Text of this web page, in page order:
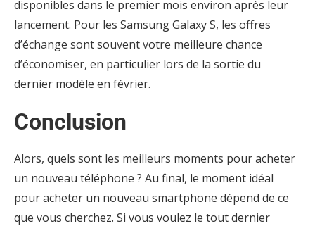
disponibles dans le premier mois environ après leur
lancement. Pour les Samsung Galaxy S, les offres
d’échange sont souvent votre meilleure chance
d’économiser, en particulier lors de la sortie du
dernier modèle en février.
Conclusion
Alors, quels sont les meilleurs moments pour acheter
un nouveau téléphone ? Au final, le moment idéal
pour acheter un nouveau smartphone dépend de ce
que vous cherchez. Si vous voulez le tout dernier